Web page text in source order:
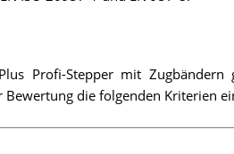
Profi-Stepper mit Zugbändern
die folgenden Kriterien